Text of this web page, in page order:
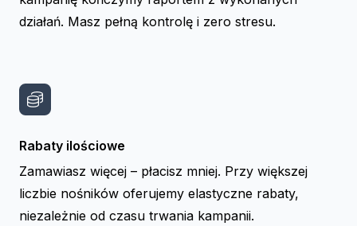
działań. Masz pełną kontrolę i zero stresu.
Rabaty ilościowe
Zamawiasz więcej – płacisz mniej. Przy większej
liczbie nośników oferujemy elastyczne rabaty,
niezależnie od czasu trwania kampanii.